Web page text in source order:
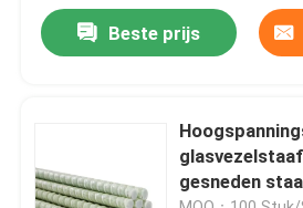
Nieuws
Vraag een offerte
Spoorinsulator
Beste prijs
gesneden